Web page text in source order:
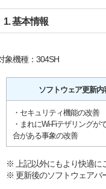
1. 基本情報
象機種：304SH
ソフトウェア更新内
・セキュリティ機能の改善
・まれにWi-Fiテザリングが
合がある事象の改善
※ 上記以外にもより快適に
※ 更新後のソフトウェアバ